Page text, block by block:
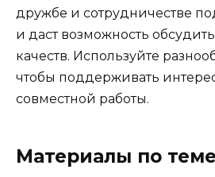
дружбе и сотрудничестве
и даст возможность
качеств. Используйте
чтобы поддерживать
совместной работы.
Материалы по